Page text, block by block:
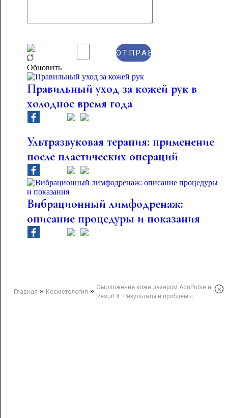
Обновить
Правильный уход за кожей рук в
холодное время года
Ультразвуковая терапия: применение
после пластических операций
Вибрационный лимфодренаж:
описание процедуры и показания
Главная » Косметология » Омоложение кожи лазером AcuPulse и
ResurFX. Результаты и проблемы.
×